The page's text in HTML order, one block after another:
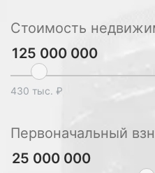
Стоимость
430 тыс. ₽
Первоначальный